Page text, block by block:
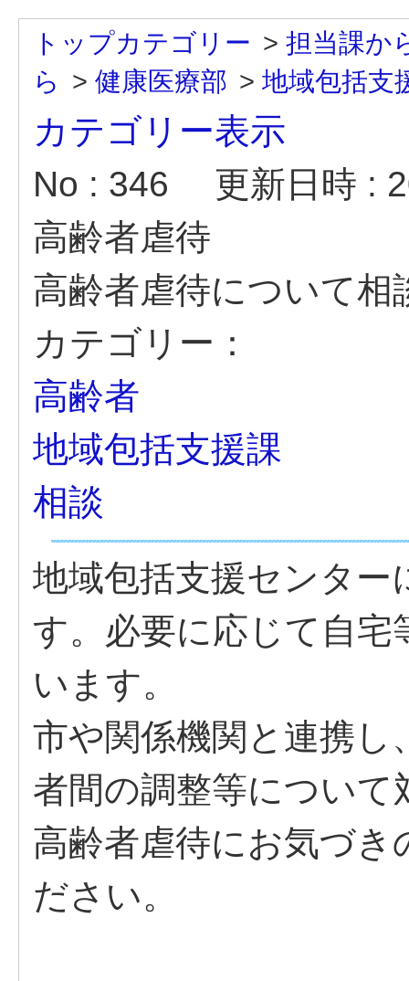
トップカテゴリー > 担当課か
ら > 健康医療部 > 地域包括支
カテゴリー表示
No : 346
更新日時 :
高齢者虐待
高齢者虐待について相
カテゴリー：
高齢者
地域包括支援課
相談
地域包括支援センター
す。必要に応じて自宅
います。
市や関係機関と連携し
者間の調整等について
高齢者虐待にお気づ
ださい。